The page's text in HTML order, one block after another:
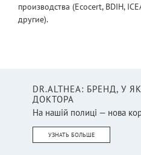
производства (Ecocert, BDIH,
другие).
DR.ALTHEA: БРЕНД, У
ДОКТОРА
На нашій полиці — нова
УЗНАТЬ БОЛЬШЕ